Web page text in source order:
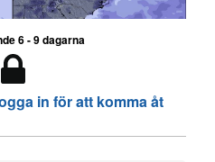
6 - 9 dagarna
in för att komma åt